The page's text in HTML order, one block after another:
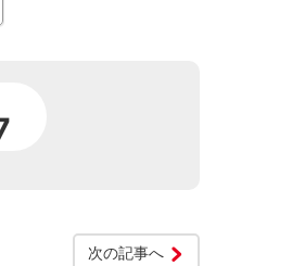
次の記事へ